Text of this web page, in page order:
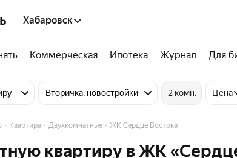
Хабаровск
Коммерческая Ипотека Журнал Для
Вторичка, новостройки 2 комн. Цена
Квартира Двухкомнатные ЖК Сердце Востока
квартиру в ЖК